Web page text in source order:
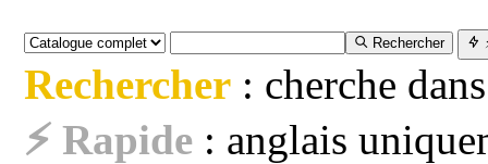
Rechercher
Rechercher : cherche
⚡ Rapide : anglais